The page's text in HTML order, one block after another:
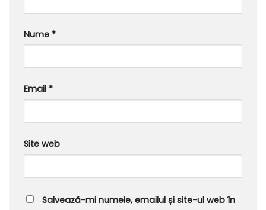
Nume *
Email *
Site web
Salvează-mi numele, emailul și site-ul web în